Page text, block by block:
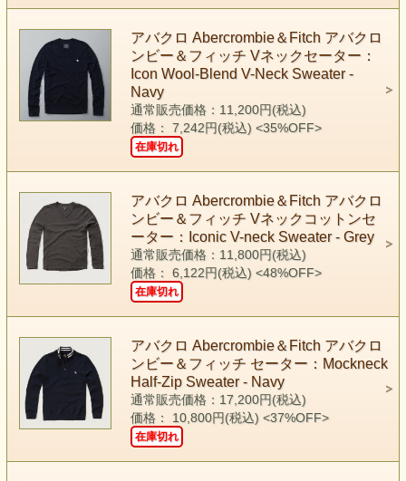
アバクロ Abercrombie＆Fitch アバクロ
ンビー＆フィッチ Vネックセーター：
Icon Wool-Blend V-Neck Sweater -
Navy
通常販売価格：11,200円(税込)
価格： 7,242円(税込) <35%OFF>
在庫切れ
アバクロ Abercrombie＆Fitch アバクロ
ンビー＆フィッチ Vネックコットンセ
ーター：Iconic V-neck Sweater - Grey
通常販売価格：11,800円(税込)
価格： 6,122円(税込) <48%OFF>
在庫切れ
アバクロ Abercrombie＆Fitch アバクロ
ンビー＆フィッチ セーター：Mockneck
Half-Zip Sweater - Navy
通常販売価格：17,200円(税込)
価格： 10,800円(税込) <37%OFF>
在庫切れ